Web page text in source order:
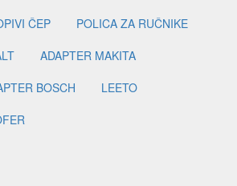
ČEP
POLICA ZA RUČNIKE
ADAPTER MAKITA
BOSCH
LEETO